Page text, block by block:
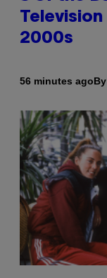
2000s
56 minutes agoBy